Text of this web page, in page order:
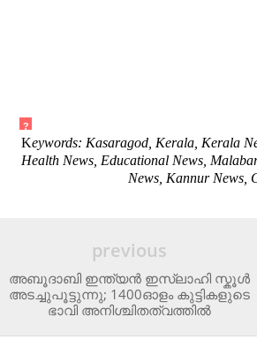
?
Keywords: Kasaragod, Kerala, Kerala
Health News, Educational News,
News, Kannur News,
previous
അബൂദാബി ഇന്ത്യന്‍ ഇസ്ലാഹി സ്കൂള്‍
അടച്ചുപൂട്ടുന്നു; 1400ഓളം കുട്ടികളുടെ
ഭാവി അനിശ്ചിതത്വത്തില്‍